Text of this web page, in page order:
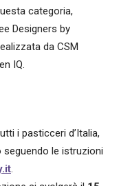
categoria,
Designers by
da CSM
IQ.
i pasticceri d’Italia,
le istruzioni